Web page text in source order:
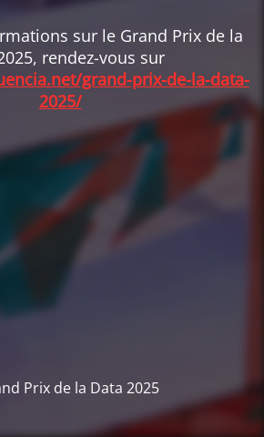
sur le Grand Prix de la
rendez-vous sur
grand-prix-de-la-data-
2025/
Prix de la Data 2025